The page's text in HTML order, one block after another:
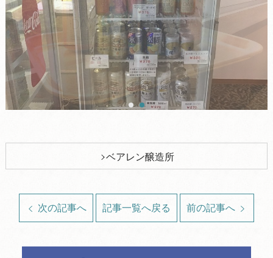
ベアレン醸造所
次の記事へ 記事一覧へ戻る 前の記事へ